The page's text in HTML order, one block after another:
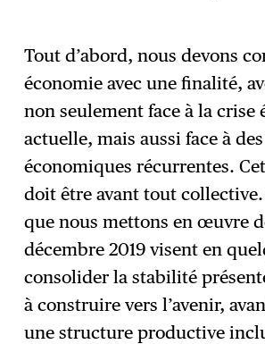
Tout d’abord, nous devons
économie avec une finalité,
non seulement face à la crise
actuelle, mais aussi face à
économiques récurrentes.
doit être avant tout collective.
que nous mettons en œuvre
décembre 2019 visent en
consolider la stabilité
à construire vers l’avenir,
une structure productive